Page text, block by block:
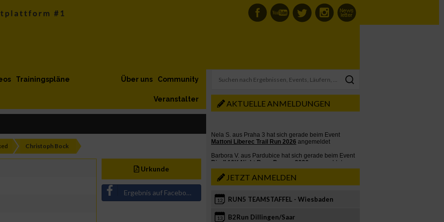
Trainingspläne Community
Über uns
Veranstalter
Christoph Bock
Urkunde
Ergebnis auf Facebook teilen
AKTUELLE ANMELDUNGEN
JETZT ANMELDEN
12 RUN5 TEAMSTAFFEL - Wiesbaden
13 B2Run Dillingen/Saar